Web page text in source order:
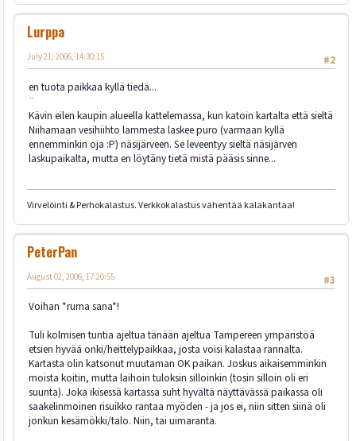
Lurppa
#2
July 21, 2006, 14:30:15
en tuota paikkaa kyllä tiedä...
¨
Kävin eilen kaupin alueella kattelemassa, kun katoin kartalta että sieltä
Niihamaan vesihiihto lammesta laskee puro (varmaan kyllä
ennemminkin oja :P) näsijärveen. Se leveentyy sieltä näsijärven
laskupaikalta, mutta en löytäny tietä mistä pääsis sinne...
Virvelöinti & Perhokalastus. Verkkokalastus vähentää kalakantaa!
PeterPan
#3
August 02, 2006, 17:20:55
Voihan *ruma sana*!
Tuli kolmisen tuntia ajeltua tänään ajeltua Tampereen ympäristöä
etsien hyvää onki/heittelypaikkaa, josta voisi kalastaa rannalta.
Kartasta olin katsonut muutaman OK paikan. Joskus aikaisemminkin
moista koitin, mutta laihoin tuloksin silloinkin (tosin silloin oli eri
suunta). Joka ikisessä kartassa suht hyvältä näyttävässä paikassa oli
saakelinmoinen risuikko rantaa myöden - ja jos ei, niin sitten siinä oli
jonkun kesämökki/talo. Niin, tai uimaranta.